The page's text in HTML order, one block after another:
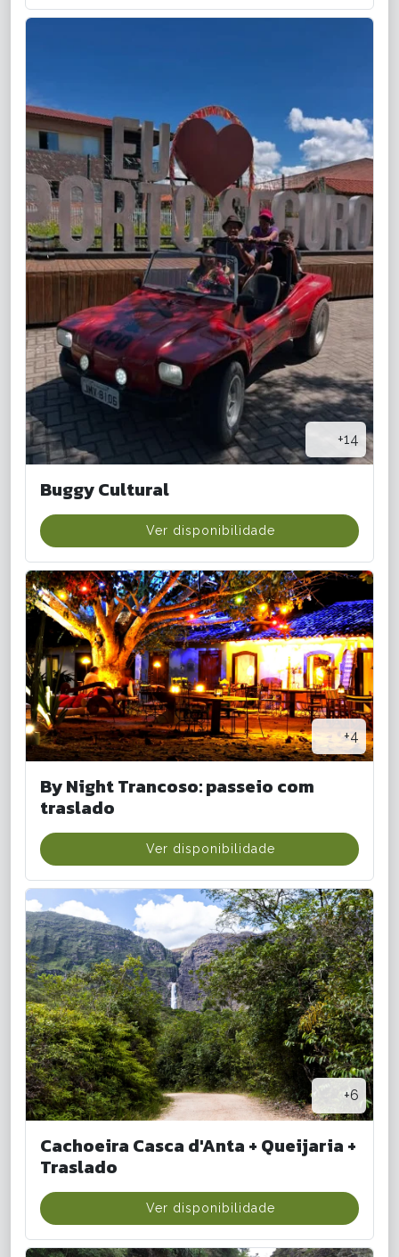
+14
Buggy Cultural
Ver disponibilidade
+4
By Night Trancoso: passeio com
traslado
Ver disponibilidade
+6
Cachoeira Casca d'Anta + Queijaria +
Traslado
Ver disponibilidade